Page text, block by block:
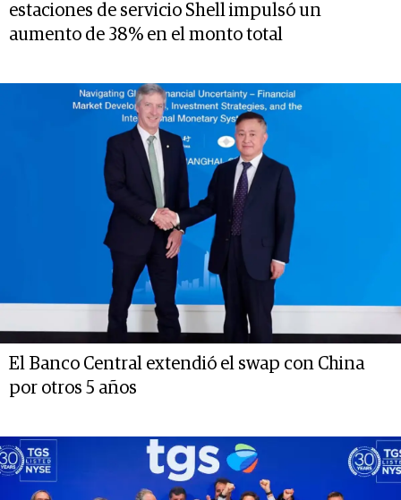
estaciones de servicio Shell impulsó un
aumento de 38% en el monto total
El Banco Central extendió el swap con China
por otros 5 años